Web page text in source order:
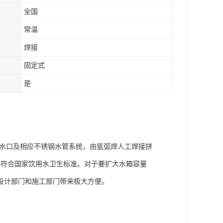
全国
常温
焊接
固定式
是
口及相应不锈钢水管系统，由氩弧焊人工焊接拼
合国家饮用水卫生标准。对于要扩大水箱容量
部门和施工部门带来极大方便。